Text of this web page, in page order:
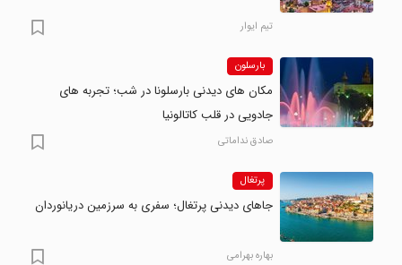
تیم ایوار
بارسلون
مکان های دیدنی بارسلونا در شب؛ تجربه های
جادویی در قلب کاتالونیا
صادق نداماتی
پرتغال
جاهای دیدنی پرتغال؛ سفری به سرزمین دریانوردان
بهاره بهرامی